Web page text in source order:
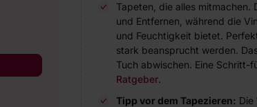
Tapeten, die alles
und Entfernen, während die
und Feuchtigkeit bietet.
stark beansprucht werden.
Tuch abwischen. Eine Schritt-
Ratgeber.
Tipp vor dem Tapezieren: Die